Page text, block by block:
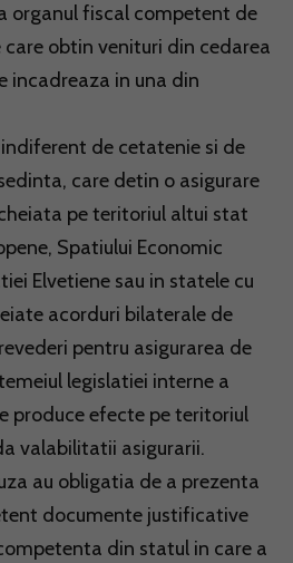
organul fiscal competent de
obtin venituri din cedarea
incadreaza in una din
de cetatenie si de
care detin o asigurare
pe teritoriul altui stat
Spatiului Economic
Elvetiene sau in statele cu
acorduri bilaterale de
pentru asigurarea de
legislatiei interne a
produce efecte pe teritoriul
valabilitatii asigurarii.
au obligatia de a prezenta
documente justificative
din statul in care a